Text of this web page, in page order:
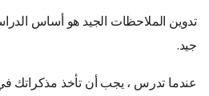
تدوين الملاحظات الجيد هو أساس
جيد.
عندما تدرس ، يجب أن تأخذ مذكراتك في